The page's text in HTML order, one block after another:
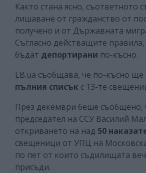
Както стана ясно, съответното
лишаване от гражданство от
получено и от Държавната
Съгласно действащите
бъдат депортирани по-късно.
LB.ua съобщава, че по-късно ще
пълния списък с 13-те
През декември беше
председател на ССУ Василий
откриването на над 50
свещеници от УПЦ на
по пет от които съдилищата
присъди.